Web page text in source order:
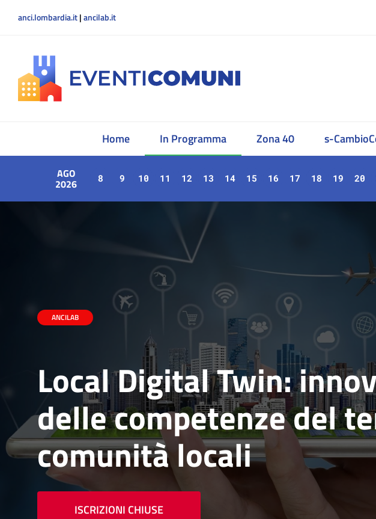
anci.lombardia.it|ancilab.it
Home In Programma Zona 40 s-
AGO
2026 8 9 10 11 12 13 14 15 16 17 18 19 20
ANCILAB
Local Digital Twin:
delle competenze del
comunità locali
ISCRIZIONI CHIUSE